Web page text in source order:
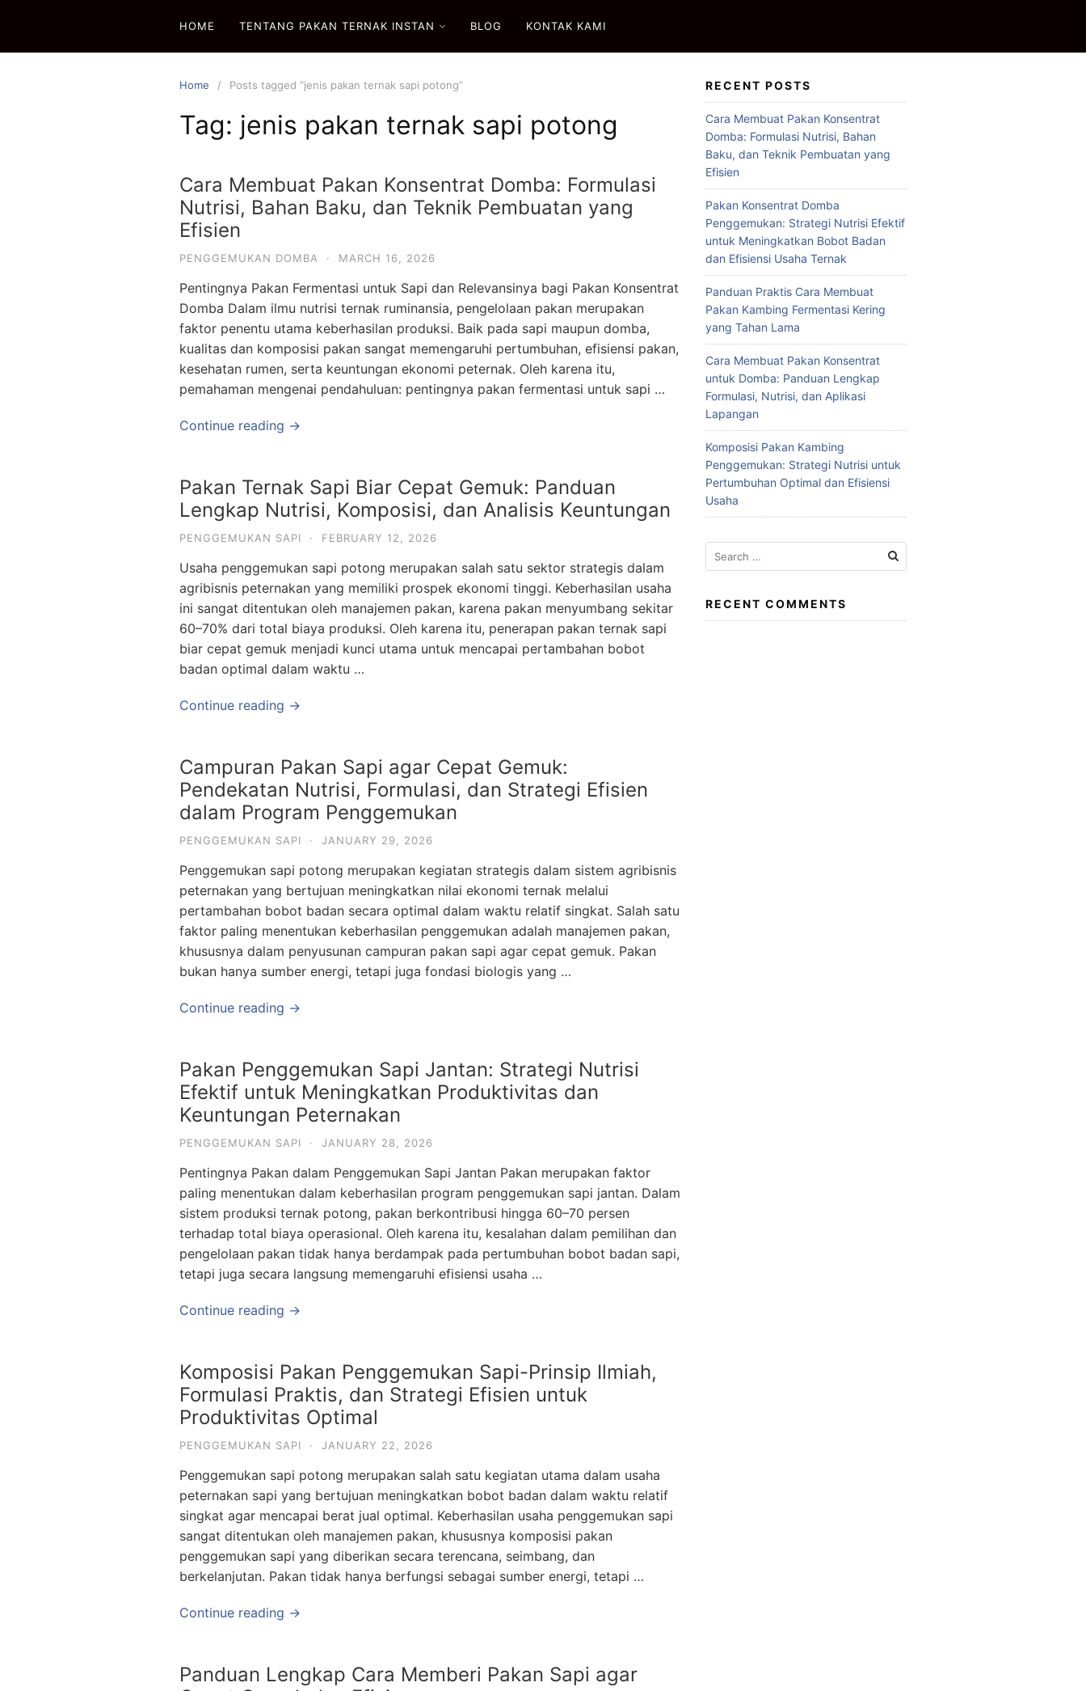
content
HOME TENTANG PAKAN TERNAK INSTAN BLOG KONTAK KAMI
Home Posts tagged “jenis pakan ternak sapi potong”
Tag: jenis pakan ternak sapi potong
Cara Membuat Pakan Konsentrat Domba: Formulasi
Nutrisi, Bahan Baku, dan Teknik Pembuatan yang
Efisien
PENGGEMUKAN DOMBA · MARCH 16, 2026
Pentingnya Pakan Fermentasi untuk Sapi dan Relevansinya bagi Pakan Konsentrat
Domba Dalam ilmu nutrisi ternak ruminansia, pengelolaan pakan merupakan
faktor penentu utama keberhasilan produksi. Baik pada sapi maupun domba,
kualitas dan komposisi pakan sangat memengaruhi pertumbuhan, efisiensi pakan,
kesehatan rumen, serta keuntungan ekonomi peternak. Oleh karena itu,
pemahaman mengenai pendahuluan: pentingnya pakan fermentasi untuk sapi …
Continue reading →
Pakan Ternak Sapi Biar Cepat Gemuk: Panduan
Lengkap Nutrisi, Komposisi, dan Analisis Keuntungan
PENGGEMUKAN SAPI · FEBRUARY 12, 2026
Usaha penggemukan sapi potong merupakan salah satu sektor strategis dalam
agribisnis peternakan yang memiliki prospek ekonomi tinggi. Keberhasilan usaha
ini sangat ditentukan oleh manajemen pakan, karena pakan menyumbang sekitar
60–70% dari total biaya produksi. Oleh karena itu, penerapan pakan ternak sapi
biar cepat gemuk menjadi kunci utama untuk mencapai pertambahan bobot
badan optimal dalam waktu …
Continue reading →
Campuran Pakan Sapi agar Cepat Gemuk:
Pendekatan Nutrisi, Formulasi, dan Strategi Efisien
dalam Program Penggemukan
PENGGEMUKAN SAPI · JANUARY 29, 2026
Penggemukan sapi potong merupakan kegiatan strategis dalam sistem agribisnis
peternakan yang bertujuan meningkatkan nilai ekonomi ternak melalui
pertambahan bobot badan secara optimal dalam waktu relatif singkat. Salah satu
faktor paling menentukan keberhasilan penggemukan adalah manajemen pakan,
khususnya dalam penyusunan campuran pakan sapi agar cepat gemuk. Pakan
bukan hanya sumber energi, tetapi juga fondasi biologis yang …
Continue reading →
Pakan Penggemukan Sapi Jantan: Strategi Nutrisi
Efektif untuk Meningkatkan Produktivitas dan
Keuntungan Peternakan
PENGGEMUKAN SAPI · JANUARY 28, 2026
Pentingnya Pakan dalam Penggemukan Sapi Jantan Pakan merupakan faktor
paling menentukan dalam keberhasilan program penggemukan sapi jantan. Dalam
sistem produksi ternak potong, pakan berkontribusi hingga 60–70 persen
terhadap total biaya operasional. Oleh karena itu, kesalahan dalam pemilihan dan
pengelolaan pakan tidak hanya berdampak pada pertumbuhan bobot badan sapi,
tetapi juga secara langsung memengaruhi efisiensi usaha …
Continue reading →
Komposisi Pakan Penggemukan Sapi-Prinsip Ilmiah,
Formulasi Praktis, dan Strategi Efisien untuk
Produktivitas Optimal
PENGGEMUKAN SAPI · JANUARY 22, 2026
Penggemukan sapi potong merupakan salah satu kegiatan utama dalam usaha
peternakan sapi yang bertujuan meningkatkan bobot badan dalam waktu relatif
singkat agar mencapai berat jual optimal. Keberhasilan usaha penggemukan sapi
sangat ditentukan oleh manajemen pakan, khususnya komposisi pakan
penggemukan sapi yang diberikan secara terencana, seimbang, dan
berkelanjutan. Pakan tidak hanya berfungsi sebagai sumber energi, tetapi …
Continue reading →
Panduan Lengkap Cara Memberi Pakan Sapi agar
RECENT POSTS
Cara Membuat Pakan Konsentrat
Domba: Formulasi Nutrisi, Bahan
Baku, dan Teknik Pembuatan yang
Efisien
Pakan Konsentrat Domba
Penggemukan: Strategi Nutrisi Efektif
untuk Meningkatkan Bobot Badan
dan Efisiensi Usaha Ternak
Panduan Praktis Cara Membuat
Pakan Kambing Fermentasi Kering
yang Tahan Lama
Cara Membuat Pakan Konsentrat
untuk Domba: Panduan Lengkap
Formulasi, Nutrisi, dan Aplikasi
Lapangan
Komposisi Pakan Kambing
Penggemukan: Strategi Nutrisi untuk
Pertumbuhan Optimal dan Efisiensi
Usaha
Search
for:
RECENT COMMENTS